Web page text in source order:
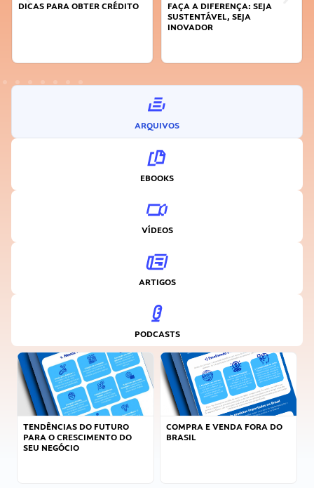
DICAS PARA OBTER CRÉDITO
FAÇA A DIFERENÇA: SEJA
SUSTENTÁVEL, SEJA
INOVADOR
ARQUIVOS
EBOOKS
VÍDEOS
ARTIGOS
PODCASTS
TENDÊNCIAS DO FUTURO
PARA O CRESCIMENTO DO
SEU NEGÓCIO
COMPRA E VENDA FORA DO
BRASIL